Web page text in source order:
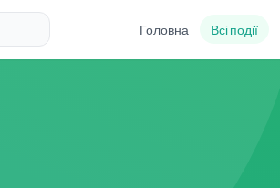
Головна Всі події